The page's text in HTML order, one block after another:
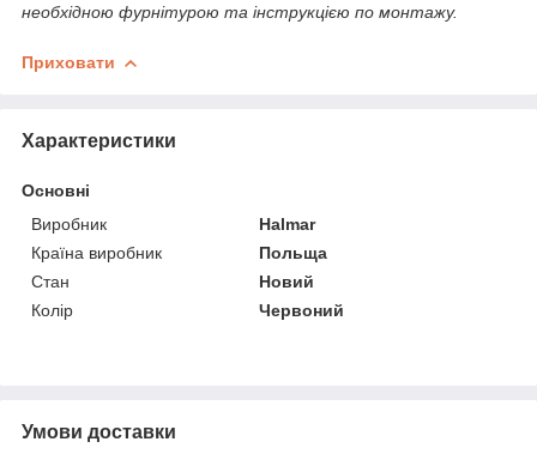
необхідною фурнітурою та інструкцією по монтажу.
Приховати
Характеристики
Основні
Виробник
Halmar
Країна виробник
Польща
Стан
Новий
Колір
Червоний
Умови доставки